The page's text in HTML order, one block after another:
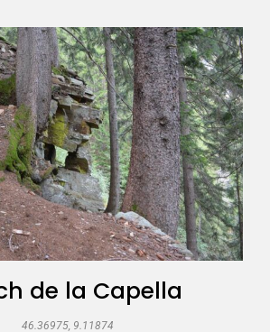
de la Capella
46.36975, 9.11874